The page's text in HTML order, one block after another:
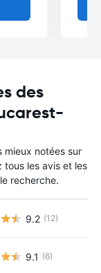
des
mieux notées sur
tous les avis et les
recherche.
9.2 (12)
9.1 (6)